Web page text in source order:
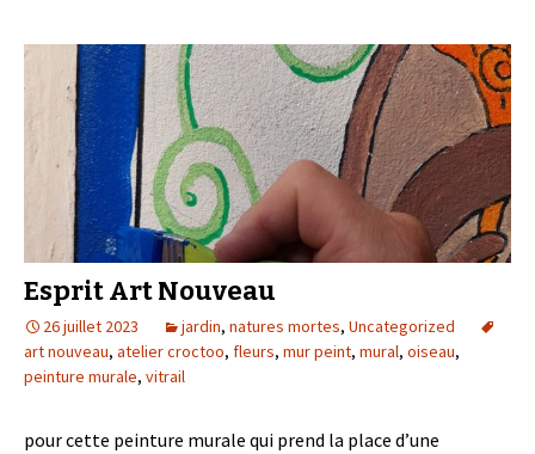
Esprit Art Nouveau
26 juillet 2023 jardin, natures mortes, Uncategorized
art nouveau, atelier croctoo, fleurs, mur peint, mural, oiseau,
peinture murale, vitrail
pour cette peinture murale qui prend la place d’une